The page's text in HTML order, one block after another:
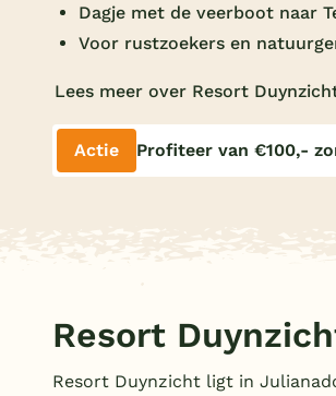
Dagje met de veerboot naar
Voor rustzoekers en
Lees meer over Resort
Actie Profiteer van €100,-
Resort
Resort Duynzicht ligt in